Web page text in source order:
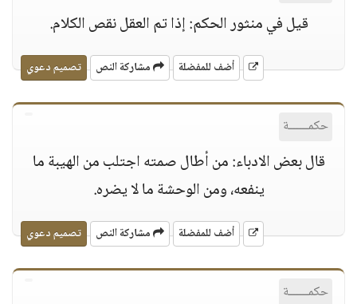
قيل في منثور الحكم: إذا تم العقل نقص الكلام.
أضف للمفضلة مشاركة النص تصميم دعوي
حكمــــــة
قال بعض الادباء: من أطال صمته اجتلب من الهيبة ما
ينفعه، ومن الوحشة ما لا يضره.
أضف للمفضلة مشاركة النص تصميم دعوي
حكمــــــة